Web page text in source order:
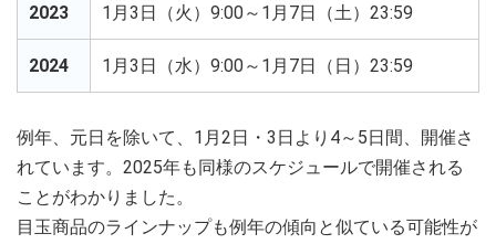
2023 1月3日（火）9:00～1月7日（土）23:59
2024 1月3日（水）9:00～1月7日（日）23:59
例年、元日を除いて、1月2日・3日より4～5日間、開催さ
れています。2025年も同様のスケジュールで開催される
ことがわかりました。
目玉商品のラインナップも例年の傾向と似ている可能性が